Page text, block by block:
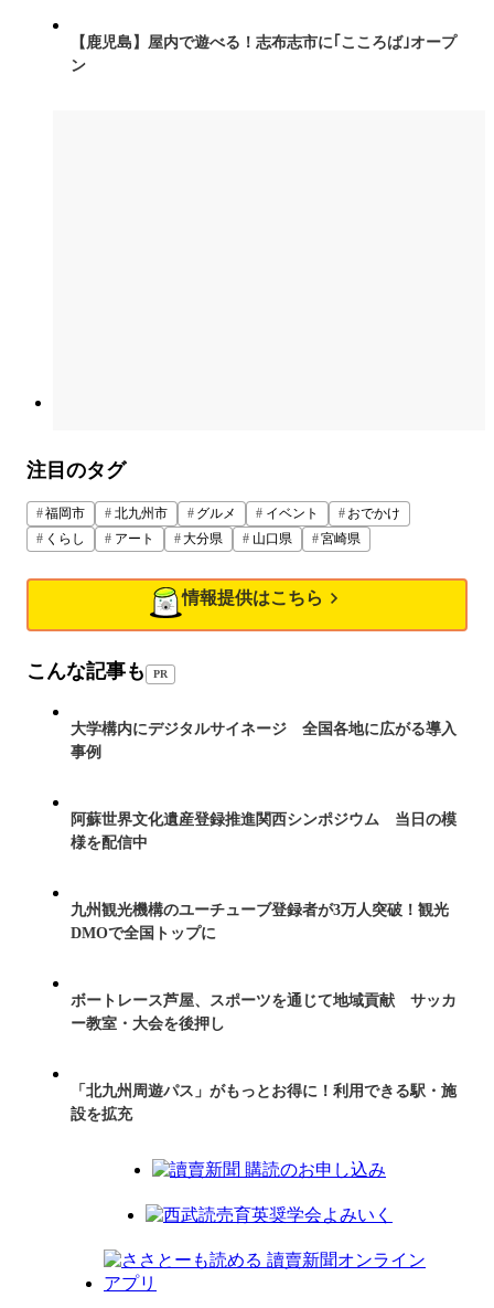
【鹿児島】屋内で遊べる！志布志市に｢こころば｣オープ
ン
注目のタグ
福岡市 北九州市 グルメ イベント
おでかけ
くらし
アート 大分県 山口県 宮崎県
情報提供はこちら
こんな記事も PR
大学構内にデジタルサイネージ 全国各地に広がる導入
事例
阿蘇世界文化遺産登録推進関西シンポジウム 当日の模
様を配信中
九州観光機構のユーチューブ登録者が3万人突破！観光
DMOで全国トップに
ボートレース芦屋、スポーツを通じて地域貢献 サッカ
ー教室・大会を後押し
「北九州周遊パス」がもっとお得に！利用できる駅・施
設を拡充